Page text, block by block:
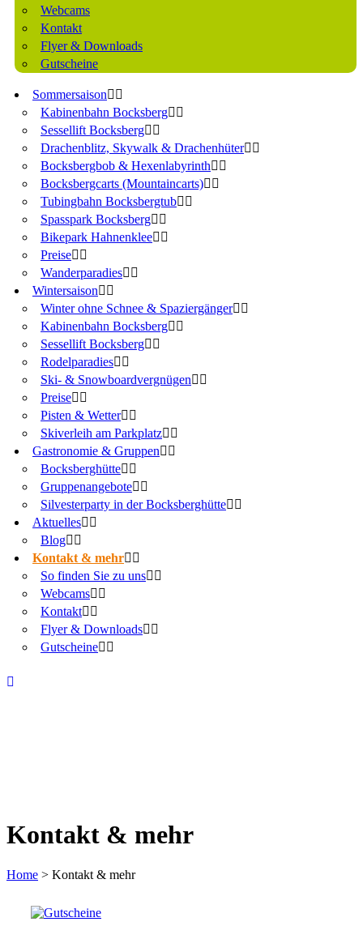
Webcams
Kontakt
Flyer & Downloads
Gutscheine
Sommersaison
Kabinenbahn Bocksberg
Sessellift Bocksberg
Drachenblitz, Skywalk & Drachenhüter
Bocksbergbob & Hexenlabyrinth
Bocksbergcarts (Mountaincarts)
Tubingbahn Bocksbergtub
Spasspark Bocksberg
Bikepark Hahnenklee
Preise
Wanderparadies
Wintersaison
Winter ohne Schnee & Spaziergänger
Kabinenbahn Bocksberg
Sessellift Bocksberg
Rodelparadies
Ski- & Snowboardvergnügen
Preise
Pisten & Wetter
Skiverleih am Parkplatz
Gastronomie & Gruppen
Bocksberghütte
Gruppenangebote
Silvesterparty in der Bocksberghütte
Aktuelles
Blog
Kontakt & mehr
So finden Sie zu uns
Webcams
Kontakt
Flyer & Downloads
Gutscheine
Kontakt & mehr
Home > Kontakt & mehr